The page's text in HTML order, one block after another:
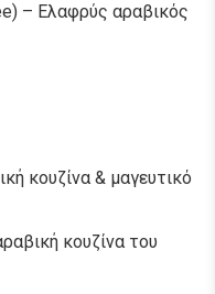
– Ελαφρύς αραβικός
κουζίνα & μαγευτικό
κουζίνα του